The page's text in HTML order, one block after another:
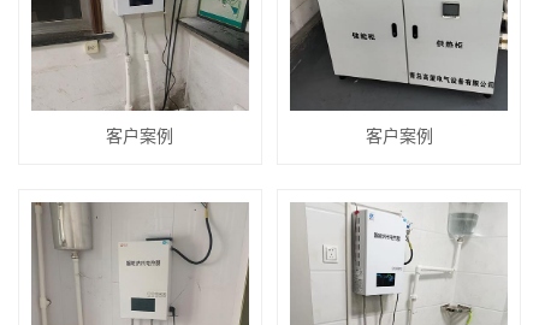
客户案例 客户案例